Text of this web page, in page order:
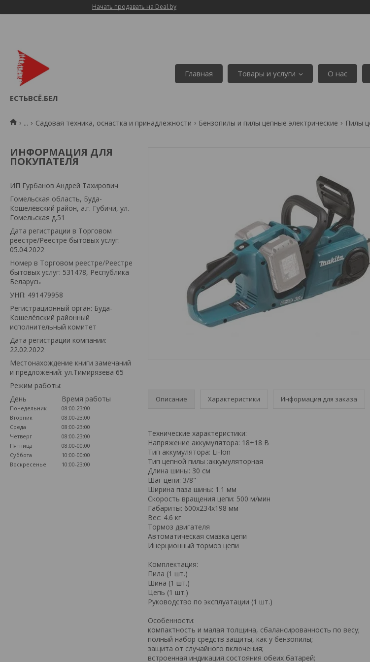
Начать продавать на Deal.by
ЕСТЬВСЁ.БЕЛ
Главная Товары и услуги О нас
... Садовая техника, оснастка и принадлежности Бензопилы и пилы цепные электрические Пилы
ИНФОРМАЦИЯ ДЛЯ
ПОКУПАТЕЛЯ
ИП Гурбанов Андрей Тахирович
Гомельская область, Буда-
Кошелёвский район, а.г. Губичи, ул.
Гомельская д.51
Дата регистрации в Торговом
реестре/Реестре бытовых услуг:
05.04.2022
Номер в Торговом реестре/Реестре
бытовых услуг: 531478, Республика
Беларусь
УНП: 491479958
Регистрационный орган: Буда-
Кошелёвский районный
исполнительный комитет
Дата регистрации компании:
22.02.2022
Местонахождение книги замечаний
и предложений: ул.Тимирязева 65
Режим работы:
День
Время работы
Понедельник
08:00-23:00
Вторник
08:00-23:00
Среда
08:00-23:00
Четверг
08:00-23:00
Пятница
08:00-00:00
Суббота
10:00-00:00
Воскресенье
10:00-23:00
Описание Характеристики Информация для заказа
Технические характеристики:
Напряжение аккумулятора: 18+18 В
Тип аккумулятора: Li-Ion
Тип цепной пилы :аккумуляторная
Длина шины: 30 см
Шаг цепи: 3/8"
Ширина паза шины: 1.1 мм
Скорость вращения цепи: 500 м/мин
Габариты: 600х234х198 мм
Вес: 4.6 кг
Тормоз двигателя
Автоматическая смазка цепи
Инерционный тормоз цепи
Комплектация:
Пила (1 шт.)
Шина (1 шт.)
Цепь (1 шт.)
Руководство по эксплуатации (1 шт.)
Особенности:
компактность и малая толщина, сбалансированность по весу;
полный набор средств защиты, как у бензопилы;
защита от случайного включения;
встроенная индикация состояния обеих батарей;